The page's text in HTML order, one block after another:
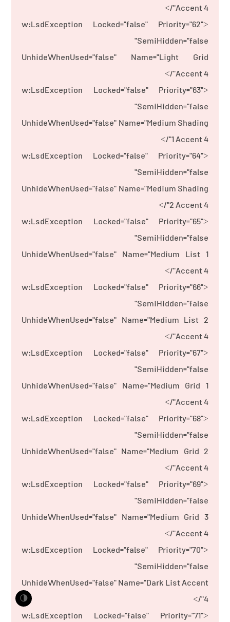
Accent 4"/>
<w:LsdException Locked="false" Priority="62"
SemiHidden="false"
UnhideWhenUsed="false" Name="Light Grid
Accent 4"/>
<w:LsdException Locked="false" Priority="63"
SemiHidden="false"
UnhideWhenUsed="false" Name="Medium Shading
1 Accent 4"/>
<w:LsdException Locked="false" Priority="64"
SemiHidden="false"
UnhideWhenUsed="false" Name="Medium Shading
2 Accent 4"/>
<w:LsdException Locked="false" Priority="65"
SemiHidden="false"
UnhideWhenUsed="false" Name="Medium List 1
Accent 4"/>
<w:LsdException Locked="false" Priority="66"
SemiHidden="false"
UnhideWhenUsed="false" Name="Medium List 2
Accent 4"/>
<w:LsdException Locked="false" Priority="67"
SemiHidden="false"
UnhideWhenUsed="false" Name="Medium Grid 1
Accent 4"/>
<w:LsdException Locked="false" Priority="68"
SemiHidden="false"
UnhideWhenUsed="false" Name="Medium Grid 2
Accent 4"/>
<w:LsdException Locked="false" Priority="69"
SemiHidden="false"
UnhideWhenUsed="false" Name="Medium Grid 3
Accent 4"/>
<w:LsdException Locked="false" Priority="70"
SemiHidden="false"
UnhideWhenUsed="false" Name="Dark List Accent
4"/>
<w:LsdException Locked="false" Priority="71"
🌗